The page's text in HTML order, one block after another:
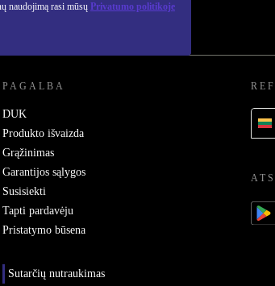
naudojimą rasi mūsų Privatumo politikoje
PAGALBA
DUK
Produkto išvaizda
Grąžinimas
Garantijos sąlygos
Susisiekti
Tapti pardavėju
Pristatymo būsena
Sutarčių nutraukimas